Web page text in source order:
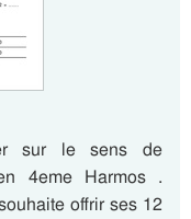
sur le sens de
4eme Harmos .
offrir ses 12